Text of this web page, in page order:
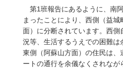
第1班報告にあるように、南
まったことにより、西側（益
面）に分断されています。西
況等、生活するうえでの困難
東側（阿蘇山方面）の住民は
ートの通行を余儀なくされなが